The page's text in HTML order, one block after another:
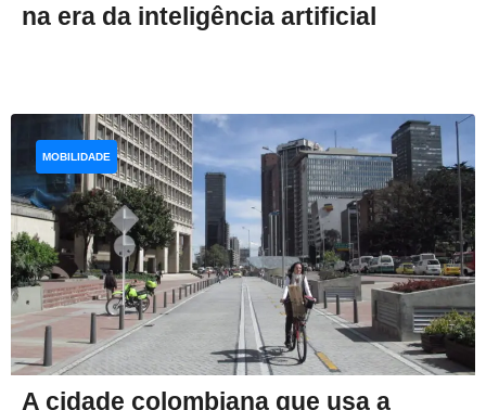
na era da inteligência artificial
A cidade colombiana que usa a
MOBILIDADE